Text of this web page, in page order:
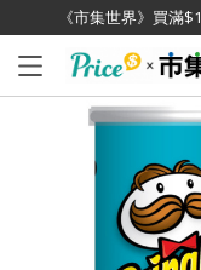
《市集世界》買滿
已加入購物車